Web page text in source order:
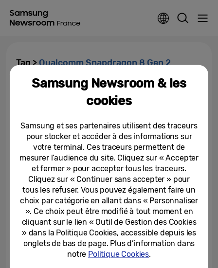
Tag >Qualcomm Snapdragon 8 Gen 2
Samsung redéfinit les codes de
la productivité des entreprises
23-08-2023
Samsung Newsroom & les
cookies
Samsung et ses partenaires utilisent des traceurs
pour stocker et accéder à des informations sur
votre terminal. Ces traceurs permettent de
mesurer l’audience du site. Cliquez sur « Accepter
et fermer » pour accepter tous les traceurs.
Cliquez sur « Continuer sans accepter » pour
tous les refuser. Vous pouvez également faire un
choix par catégorie en allant dans « Personnaliser
». Ce choix peut être modifié à tout moment en
cliquant sur le lien « Outil de Gestion des Cookies
» dans la Politique Cookies, accessible depuis les
onglets de bas de page. Plus d’information dans
notre Politique Cookies.